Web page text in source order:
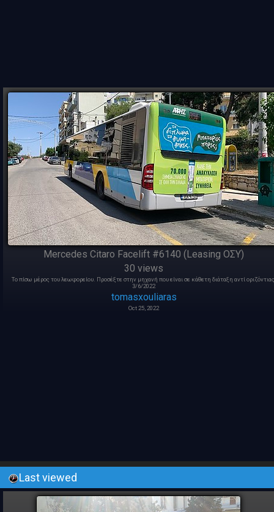
Mercedes Citaro Facelift #6140 (Leasing ΟΣΥ)
30 views
Το πίσω μέρος του λεωφορείου. Προσέξτε στην μηχανή που είναι σε κάθετη διάταξη αντί
3/6/2022
tomasxouliaras
Oct 25, 2022
Last viewed